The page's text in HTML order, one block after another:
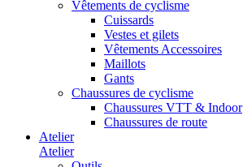
Vêtements de cyclisme
Cuissards
Vestes et gilets
Vêtements Accessoires
Maillots
Gants
Chaussures de cyclisme
Chaussures VTT & Indoor
Chaussures de route
Atelier
Atelier